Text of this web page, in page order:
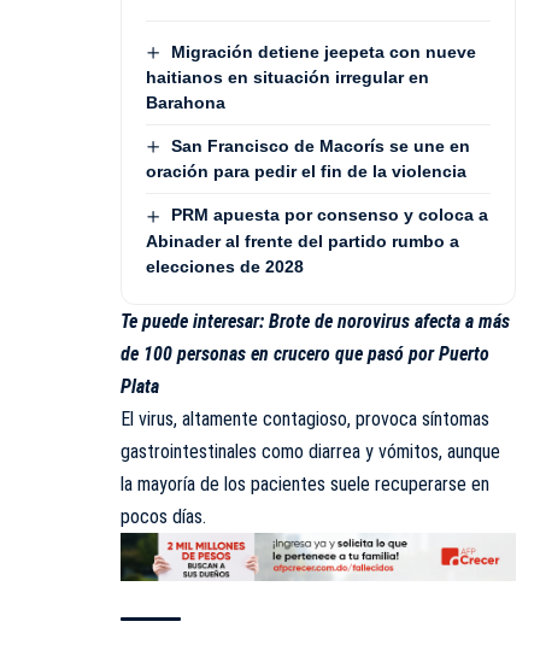
Migración detiene jeepeta con nueve
haitianos en situación irregular en
Barahona
San Francisco de Macorís se une en
oración para pedir el fin de la violencia
PRM apuesta por consenso y coloca a
Abinader al frente del partido rumbo a
elecciones de 2028
Te puede interesar: Brote de norovirus afecta a más
de 100 personas en crucero que pasó por Puerto
Plata
El virus, altamente contagioso, provoca síntomas
gastrointestinales como diarrea y vómitos, aunque
la mayoría de los pacientes suele recuperarse en
pocos días.